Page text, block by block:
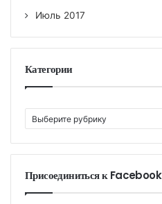
Июль 2017
Категории
а
т
г
Присоединиться к Facebook